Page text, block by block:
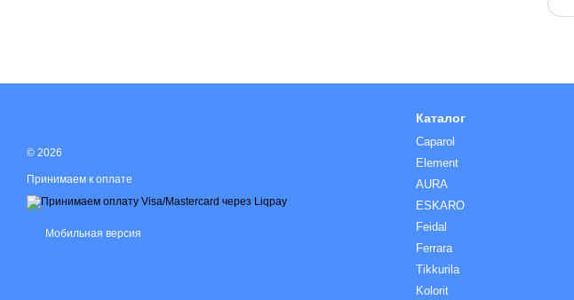
© 2026
Принимаем к оплате
Мобильная версия
Каталог
Caparol
Element
AURA
ESKARO
Feidal
Ferrara
Tikkurila
Kolorit